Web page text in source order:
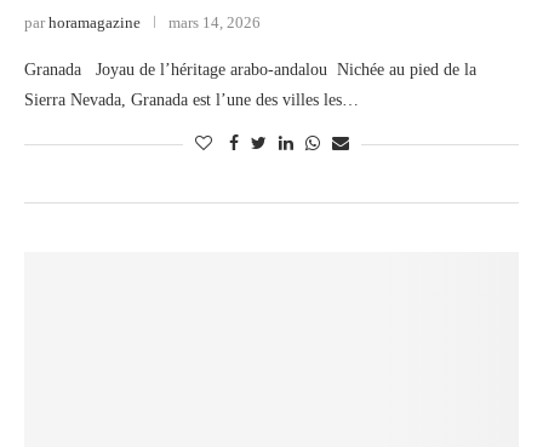
parhoramagazine mars 14, 2026
Granada Joyau de l’héritage arabo-andalou Nichée au pied de la
Sierra Nevada, Granada est l’une des villes les…